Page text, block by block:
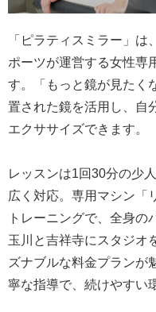
「ピラティスミラー」
ポーツが運営する女性専
す。「もっと鏡が見たく
置された鏡を活用し、自
エクササイズできます。
レッスンは1回30分の少
広く対応。専用マシン「
トレーニングで、全身の
玉川と吉祥寺にスタジオ
ズナブルな料金プランが
寧な指導で、続けやすい